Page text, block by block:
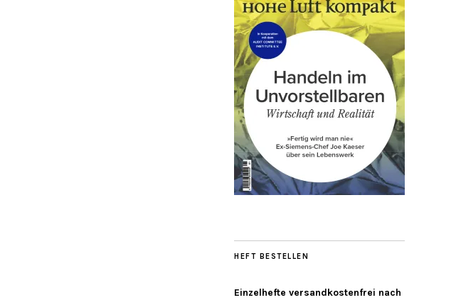
HEFT BESTELLEN
Einzelhefte versandkostenfrei nach